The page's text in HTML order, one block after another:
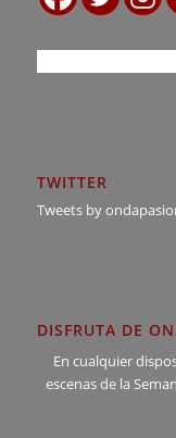
TWITTER
Tweets by
DISFRUTA DE
En cualquier
escenas de la